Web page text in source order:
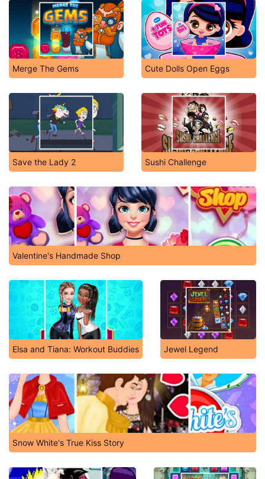
Merge The Gems Cute Dolls Open Eggs
Save the Lady 2 Sushi Challenge
Valentine's Handmade Shop
Elsa and Tiana: Workout Buddies Jewel Legend
Snow White's True Kiss Story